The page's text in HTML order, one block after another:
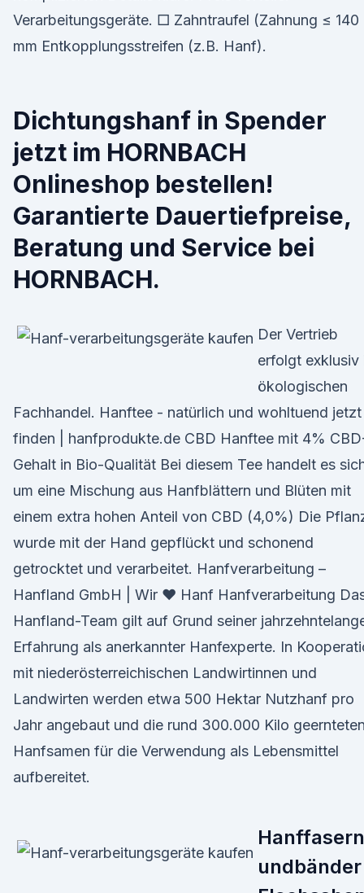
Verarbeitungsgeräte. □ Zahntraufel (Zahnung ≤ 140
mm Entkopplungsstreifen (z.B. Hanf).
Dichtungshanf in Spender
jetzt im HORNBACH
Onlineshop bestellen!
Garantierte Dauertiefpreise,
Beratung und Service bei
HORNBACH.
Der Vertrieb
erfolgt exklusiv
ökologischen
Fachhandel. Hanftee - natürlich und wohltuend jetzt
finden | hanfprodukte.de CBD Hanftee mit 4%
Gehalt in Bio-Qualität Bei diesem Tee handelt es
um eine Mischung aus Hanfblättern und Blüten mit
einem extra hohen Anteil von CBD (4,0%) Die
wurde mit der Hand gepflückt und schonend
getrocktet und verarbeitet. Hanfverarbeitung –
Hanfland GmbH | Wir ♥ Hanf Hanfverarbeitung
Hanfland-Team gilt auf Grund seiner
Erfahrung als anerkannter Hanfexperte. In
mit niederösterreichischen Landwirtinnen und
Landwirten werden etwa 500 Hektar Nutzhanf pro
Jahr angebaut und die rund 300.000 Kilo geernteten
Hanfsamen für die Verwendung als Lebensmittel
aufbereitet.
Hanffasern